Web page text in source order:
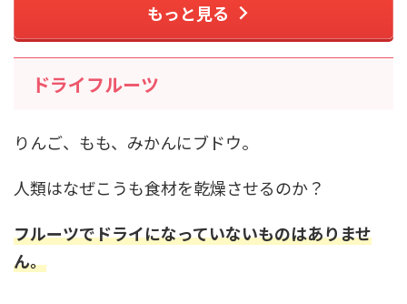
もっと見る
ドライフルーツ
りんご、もも、みかんにブドウ。
人類はなぜこうも食材を乾燥させるのか？
フルーツでドライになっていないものはありませ
ん。